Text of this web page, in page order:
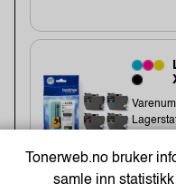
Tonerweb.no bruker
samle inn